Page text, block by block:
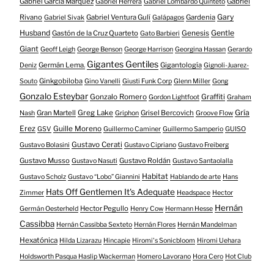
Rivano Gabriel Sivak Gabriel Ventura Gulí Galápagos Gardenia Gary
Husband Gastón de la Cruz Quarteto Gato Barbieri Genesis Gentle
Giant Geoff Leigh George Benson George Harrison Georgina Hassan Gerardo
Deniz Germán Lema. Gigantes Gentiles Gigantología Gignoli-Juarez-
Souto Ginkgobiloba Gino Vanelli Giusti Funk Corp Glenn Miller Gong
Gonzalo Esteybar Gonzalo Romero Gordon Lightfoot Graffiti Graham
Nash Gran Martell Greg Lake Griphon Grisel Bercovich Groove Flow Gría
Erez GSV Guille Moreno Guillermo Caminer Guillermo Samperio GUISO
Gustavo Bolasini Gustavo Cerati Gustavo Cipriano Gustavo Freiberg
Gustavo Musso Gustavo Nasuti Gustavo Roldán Gustavo Santaolalla
Gustavo Scholz Gustavo “Lobo” Giannini Habitat Hablando de arte Hans
Zimmer Hats Off Gentlemen It's Adequate Headspace Hector
Germán Oesterheld Hector Pegullo Henry Cow Hermann Hesse Hernán
Cassibba Hernán Cassibba Sexteto Hernán Flores Hernán Mandelman
Hexatónica Hilda Lizarazu Hincapie Hiromi's Sonicbloom Hiromi Uehara
Holdsworth Pasqua Haslip Wackerman Homero Lavorano Hora Cero Hot Club